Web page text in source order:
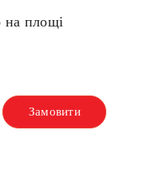
на площі
Замовити